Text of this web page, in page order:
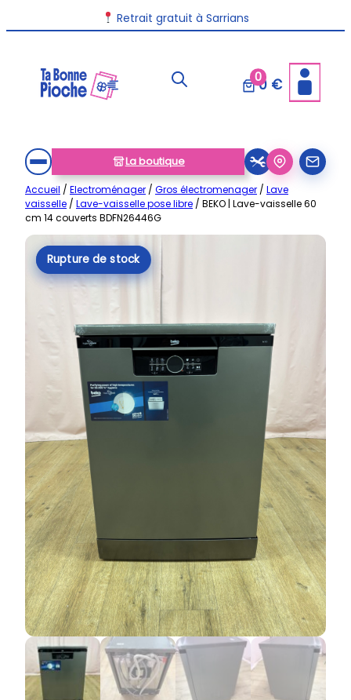
au
Retrait gratuit à Sarrians
00 €
La boutique
Accueil / Electroménager / Gros électromenager / Lave
vaisselle / Lave-vaisselle pose libre / BEKO | Lave-vaisselle 60
cm 14 couverts BDFN26446G